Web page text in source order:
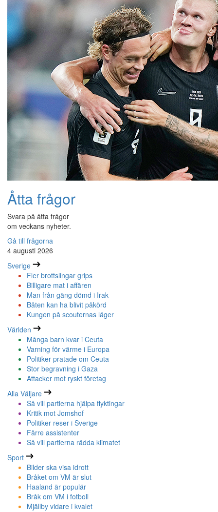
Åtta frågor
Svara på åtta frågor
om veckans nyheter.
Gå till frågorna
4 augusti 2026
Sverige
Fler brottslingar grips
Billigare mat i affären
Man från gäng dömd i Irak
Båten kan ha blivit påkörd
Kungen på scouternas läger
Världen
Många barn kvar i Ceuta
Varning för värme i Europa
Politiker pratade om Ceuta
Stor begravning i Gaza
Attacker mot ryskt företag
Alla Väljare
Så vill partierna hjälpa flyktingar
Kritik mot Jomshof
Politiker reser i Sverige
Färre assistenter
Så vill partierna rädda klimatet
Sport
Bilder ska visa idrott
Bråket om VM är slut
Haaland är populär
Bråk om VM i fotboll
Mjällby vidare i kvalet